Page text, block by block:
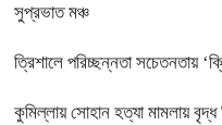
সুপ্রভাত মঞ্চ
ত্রিশালে পরিচ্ছন্নতা সচেতনতায়
কুমিল্লায় সোহান হত্যা মামলায় বৃদ্ধ